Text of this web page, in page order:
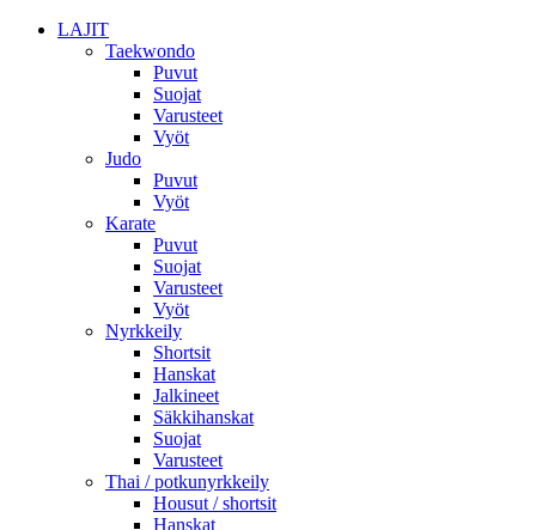
LAJIT
Taekwondo
Puvut
Suojat
Varusteet
Vyöt
Judo
Puvut
Vyöt
Karate
Puvut
Suojat
Varusteet
Vyöt
Nyrkkeily
Shortsit
Hanskat
Jalkineet
Säkkihanskat
Suojat
Varusteet
Thai / potkunyrkkeily
Housut / shortsit
Hanskat